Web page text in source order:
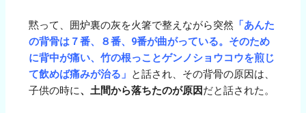
黙って、囲炉裏の灰を火箸で整えながら突然 「あんた
の背骨は７番、８番、9番が曲がっている。そのため
に背中が痛い、竹の根っことゲンノショウコウを煎じ
て飲めば痛みが治る」 と話され、その背骨の原因は、
子供の時に、土間から落ちたのが原因だと話された。